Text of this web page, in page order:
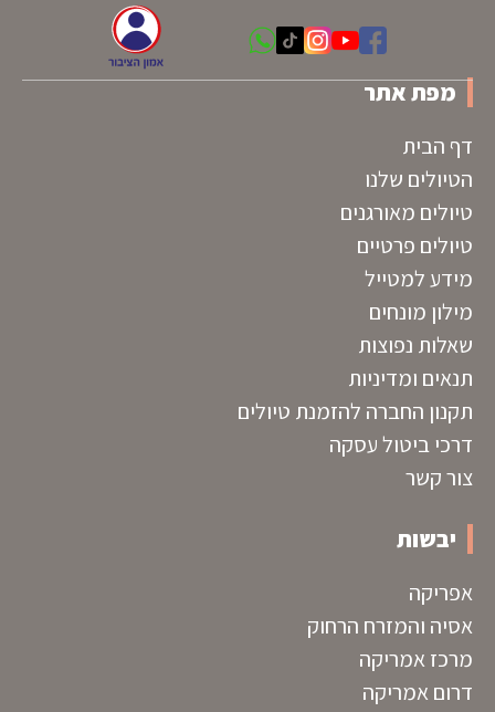
מפת אתר
דף הבית
הטיולים שלנו
טיולים מאורגנים
טיולים פרטיים
מידע למטייל
מילון מונחים
שאלות נפוצות
תנאים ומדיניות
תקנון החברה להזמנת טיולים
דרכי ביטול עסקה
צור קשר
יבשות
אפריקה
אסיה והמזרח הרחוק
מרכז אמריקה
דרום אמריקה